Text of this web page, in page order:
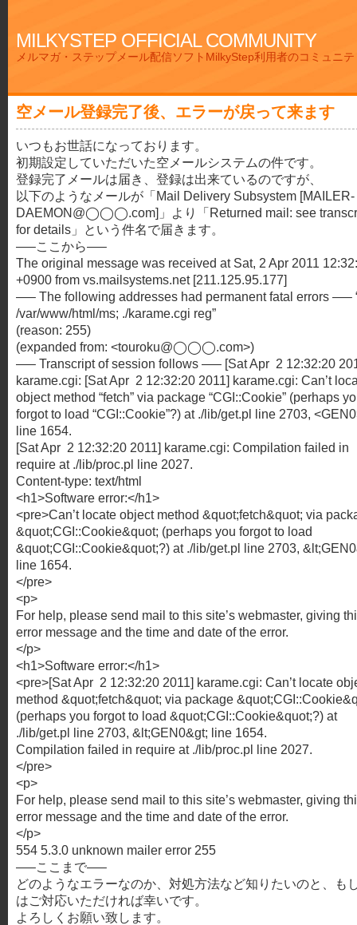
MILKYSTEP OFFICIAL COMMUNITY
メルマガ・ステップメール配信ソフトMilkyStep利用者のコミュニ
空メール登録完了後、エラーが戻って来ます
いつもお世話になっております。
初期設定していただいた空メールシステムの件です。
登録完了メールは届き、登録は出来ているのですが、
以下のようなメールが「Mail Delivery Subsystem [MAILER-
DAEMON@◯◯◯.com]」より「Returned mail: see
for details」という件名で届きます。
—–ここから—–
The original message was received at Sat, 2 Apr 2011
+0900 from vs.mailsystems.net [211.125.95.177]
—– The following addresses had permanent fatal errors —–
/var/www/html/ms; ./karame.cgi reg”
(reason: 255)
(expanded from: <touroku@◯◯◯.com>)
—– Transcript of session follows —– [Sat Apr 2 12:32:20
karame.cgi: [Sat Apr 2 12:32:20 2011] karame.cgi: Can’t
object method “fetch” via package “CGI::Cookie” (perhaps
forgot to load “CGI::Cookie”?) at ./lib/get.pl line 2703,
line 1654.
[Sat Apr 2 12:32:20 2011] karame.cgi: Compilation failed in
require at ./lib/proc.pl line 2027.
Content-type: text/html
<h1>Software error:</h1>
<pre>Can’t locate object method &quot;fetch&quot; via
&quot;CGI::Cookie&quot; (perhaps you forgot to load
&quot;CGI::Cookie&quot;?) at ./lib/get.pl line 2703,
line 1654.
</pre>
<p>
For help, please send mail to this site’s webmaster, giving
error message and the time and date of the error.
</p>
<h1>Software error:</h1>
<pre>[Sat Apr 2 12:32:20 2011] karame.cgi: Can’t locate
method &quot;fetch&quot; via package
(perhaps you forgot to load &quot;CGI::Cookie&quot;?) at
./lib/get.pl line 2703, &lt;GEN0&gt; line 1654.
Compilation failed in require at ./lib/proc.pl line 2027.
</pre>
<p>
For help, please send mail to this site’s webmaster, giving
error message and the time and date of the error.
</p>
554 5.3.0 unknown mailer error 255
—–ここまで—–
どのようなエラーなのか、対処方法など知りたいのと、も
はご対応いただければ幸いです。
よろしくお願い致します。